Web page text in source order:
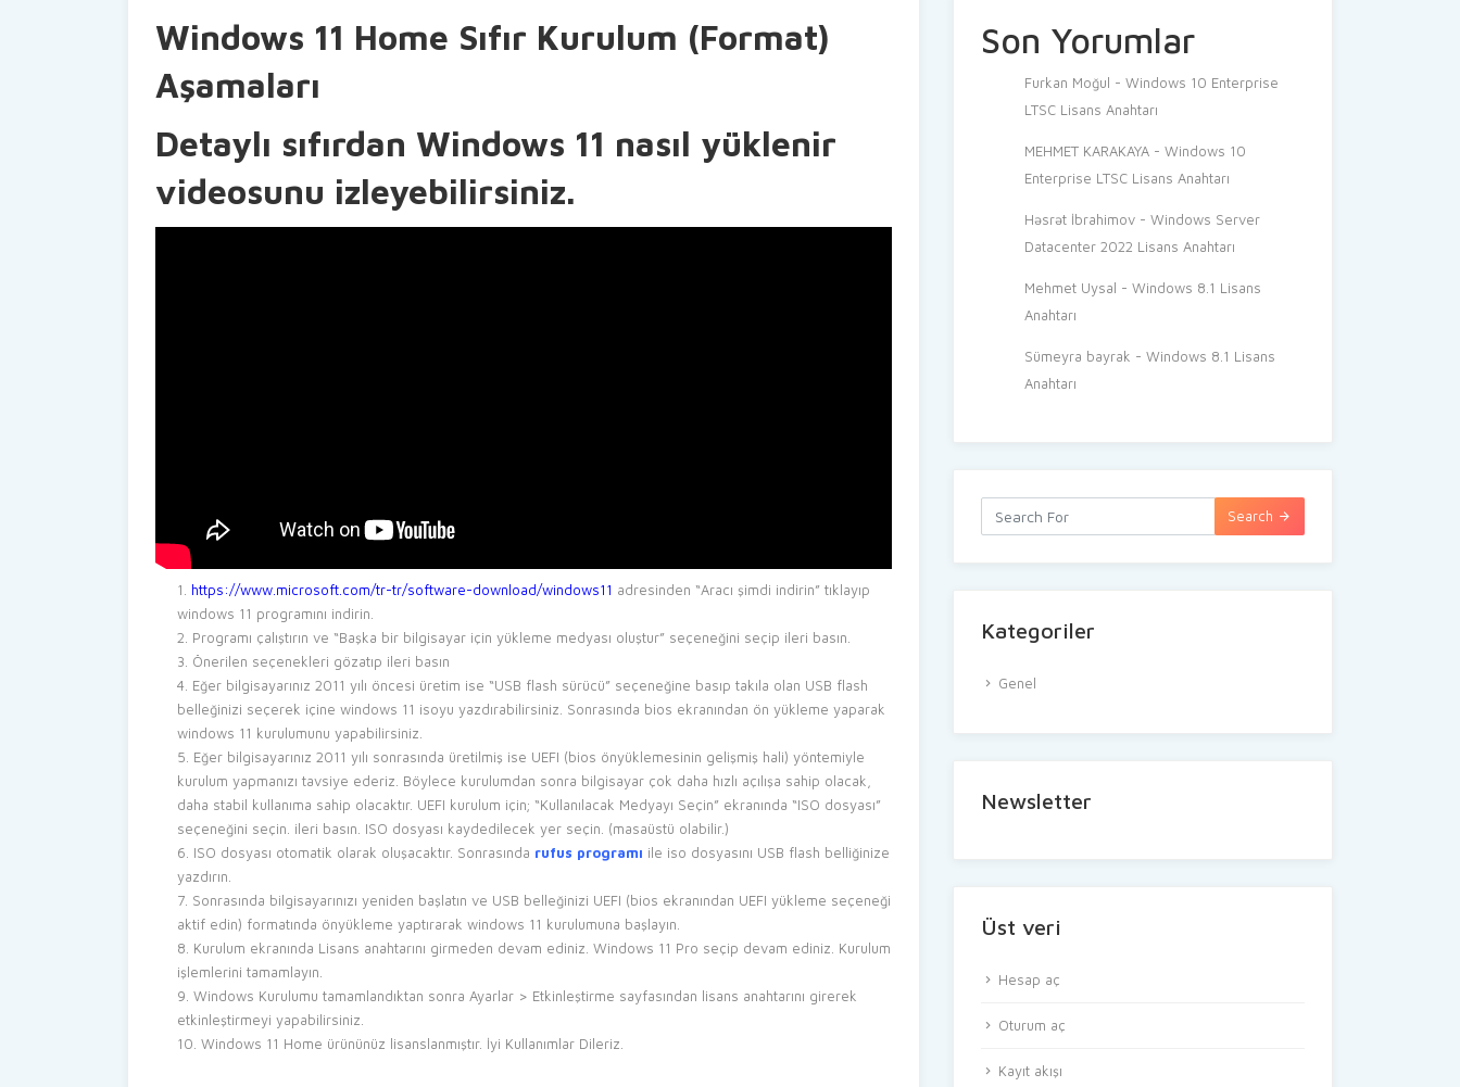
Windows 11 Home Sıfır Kurulum (Format)
Aşamaları
Detaylı sıfırdan Windows 11 nasıl yüklenir
videosunu izleyebilirsiniz.
https://www.microsoft.com/tr-tr/software-download/windows11 adresinden “Aracı şimdi indirin” tıklayıp
windows 11 programını indirin.
Programı çalıştırın ve “Başka bir bilgisayar için yükleme medyası oluştur” seçeneğini seçip ileri basın.
Önerilen seçenekleri gözatıp ileri basın
Eğer bilgisayarınız 2011 yılı öncesi üretim ise “USB flash sürücü” seçeneğine basıp takıla olan USB flash
belleğinizi seçerek içine windows 11 isoyu yazdırabilirsiniz. Sonrasında bios ekranından ön yükleme yaparak
windows 11 kurulumunu yapabilirsiniz.
Eğer bilgisayarınız 2011 yılı sonrasında üretilmiş ise UEFI (bios önyüklemesinin gelişmiş hali) yöntemiyle
kurulum yapmanızı tavsiye ederiz. Böylece kurulumdan sonra bilgisayar çok daha hızlı açılışa sahip olacak,
daha stabil kullanıma sahip olacaktır. UEFI kurulum için; “Kullanılacak Medyayı Seçin” ekranında “ISO dosyası”
seçeneğini seçin. ileri basın. ISO dosyası kaydedilecek yer seçin. (masaüstü olabilir.)
ISO dosyası otomatik olarak oluşacaktır. Sonrasında rufus programı ile iso dosyasını USB flash belliğinize
yazdırın.
Sonrasında bilgisayarınızı yeniden başlatın ve USB belleğinizi UEFI (bios ekranından UEFI yükleme seçeneği
aktif edin) formatında önyükleme yaptırarak windows 11 kurulumuna başlayın.
Kurulum ekranında Lisans anahtarını girmeden devam ediniz. Windows 11 Pro seçip devam ediniz. Kurulum
işlemlerini tamamlayın.
Windows Kurulumu tamamlandıktan sonra Ayarlar > Etkinleştirme sayfasından lisans anahtarını girerek
etkinleştirmeyi yapabilirsiniz.
Windows 11 Home ürününüz lisanslanmıştır. İyi Kullanımlar Dileriz.
Son Yorumlar
Furkan Moğul - Windows 10 Enterprise
LTSC Lisans Anahtarı
MEHMET KARAKAYA - Windows 10
Enterprise LTSC Lisans Anahtarı
Həsrət İbrahimov - Windows Server
Datacenter 2022 Lisans Anahtarı
Mehmet Uysal - Windows 8.1 Lisans
Anahtarı
Sümeyra bayrak - Windows 8.1 Lisans
Anahtarı
Search
Kategoriler
Genel
Newsletter
Üst veri
Hesap aç
Oturum aç
Kayıt akışı